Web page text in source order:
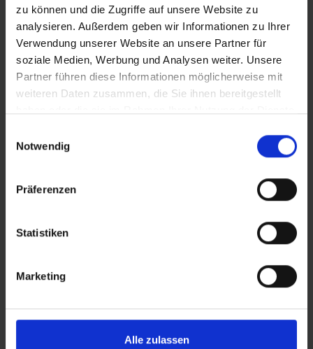
zu können und die Zugriffe auf unsere Website zu
analysieren. Außerdem geben wir Informationen zu Ihrer
Verwendung unserer Website an unsere Partner für
soziale Medien, Werbung und Analysen weiter. Unsere
Partner führen diese Informationen möglicherweise mit
weiteren Daten zusammen, die Sie ihnen bereitgestellt
Notwendig
Präferenzen
Statistiken
Marketing
Alle zulassen
PRODUCTINFORMATIE
Ventielsleutel voor het gebruik met SV-ventielkernen en
ventielverlengstukken.
verfijnen of filter de tabel op de categorieën
pijltjes.